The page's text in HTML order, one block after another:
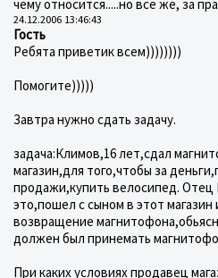
чему относится.....но все же, за
24.12.2006 13:46:43
Гость
Ребята приветик всем))))))))
Помогите)))))
Завтра нужно сдать задачу.
задача:Климов,16 лет,сдал
магазин,для того,чтобы за
продажи,купить велосипед. Отец
это,пошел с сыном в этот магазин
возвращение
должен был принемать
При каких условиях продавец